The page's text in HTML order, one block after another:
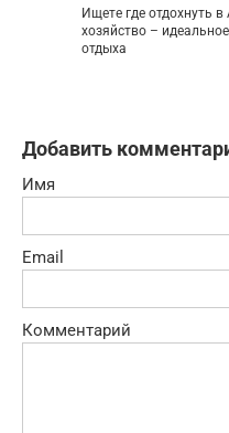
Ищете где отдохнуть
хозяйство –
отдыха
Добавить
Имя
Email
Комментарий